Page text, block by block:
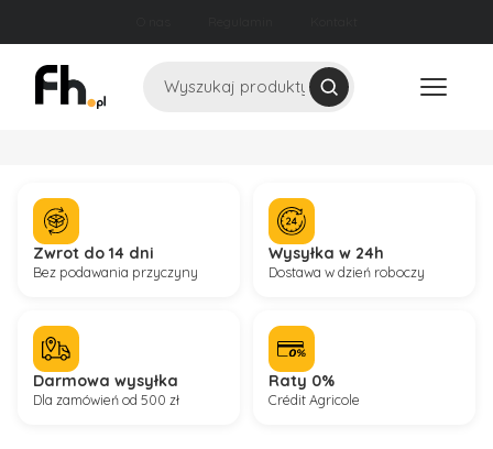
Szukaj
Zwrot do 14 dni
Bez podawania przyczyny
Wysyłka w 24h
Dostawa w dzień roboczy
Darmowa wysyłka
Dla zamówień od 500 zł
Raty 0%
Crédit Agricole